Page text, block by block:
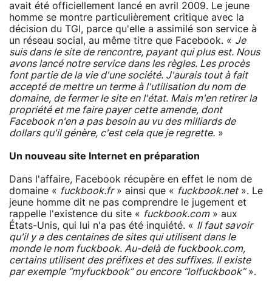
avait été officiellement lancé en avril 2009. Le jeune
homme se montre particulièrement critique avec la
décision du TGI, parce qu'elle a assimilé son service à
un réseau social, au même titre que Facebook. « Je
suis dans le site de rencontre, payant qui plus est. Nous
avons lancé notre service dans les règles. Les procès
font partie de la vie d'une société. J'aurais tout à fait
accepté de mettre un terme à l'utilisation du nom de
domaine, de fermer le site en l'état. Mais m'en retirer la
propriété et me faire payer cette amende, dont
Facebook n'en a pas besoin au vu des milliards de
dollars qu'il génère, c'est cela que je regrette. »
Un nouveau site Internet en préparation
Dans l'affaire, Facebook récupère en effet le nom de
domaine « fuckbook.fr» ainsi que « fuckbook.net». Le
jeune homme dit ne pas comprendre le jugement et
rappelle l'existence du site « fuckbook.com» aux
États-Unis, qui lui n'a pas été inquiété. « Il faut savoir
qu'il y a des centaines de sites qui utilisent dans le
monde le nom fuckbook. Au-delà de fuckbook.com,
certains utilisent des préfixes et des suffixes. Il existe
par exemple “myfuckbook” ou encore “lolfuckbook”».